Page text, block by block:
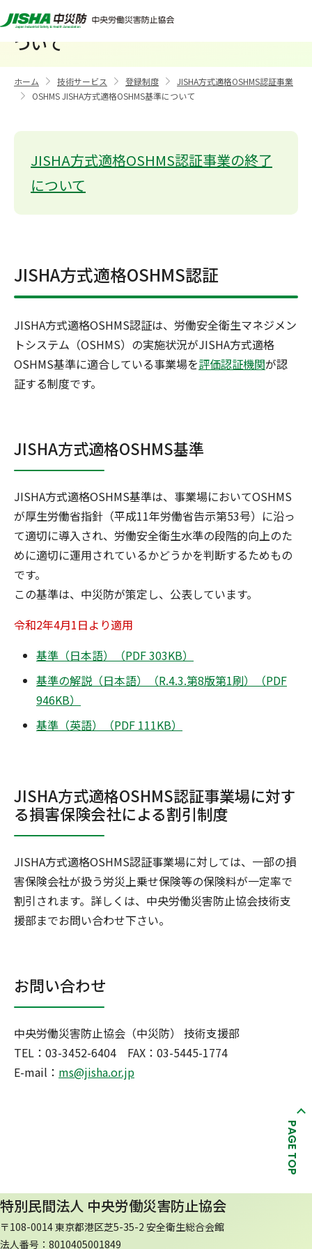
OSHMS JISHA方式適格OSHMS基準に
ついて
ホーム >技術サービス >登録制度 >JISHA方式適格OSHMS認証事業
>OSHMS JISHA方式適格OSHMS基準について
JISHA方式適格OSHMS認証事業の終了
について
JISHA方式適格OSHMS認証
JISHA方式適格OSHMS認証は、労働安全衛生マネジメン
トシステム（OSHMS）の実施状況がJISHA方式適格
OSHMS基準に適合している事業場を評価認証機関が認
証する制度です。
JISHA方式適格OSHMS基準
JISHA方式適格OSHMS基準は、事業場においてOSHMS
が厚生労働省指針（平成11年労働省告示第53号）に沿っ
て適切に導入され、労働安全衛生水準の段階的向上のた
めに適切に運用されているかどうかを判断するためもの
です。
この基準は、中災防が策定し、公表しています。
令和2年4月1日より適用
基準（日本語）（PDF 303KB）
基準の解説（日本語）（R.4.3.第8版第1刷）（PDF
946KB）
基準（英語）（PDF 111KB）
JISHA方式適格OSHMS認証事業場に対す
る損害保険会社による割引制度
JISHA方式適格OSHMS認証事業場に対しては、一部の損
害保険会社が扱う労災上乗せ保険等の保険料が一定率で
割引されます。詳しくは、中央労働災害防止協会技術支
援部までお問い合わせ下さい。
お問い合わせ
中央労働災害防止協会（中災防） 技術支援部
TEL：03-3452-6404 FAX：03-5445-1774
E-mail： ms@jisha.or.jp
PAGE TOP
特別民間法人 中央労働災害防止協会
〒108-0014 東京都港区芝5-35-2 安全衛生総合会館
法人番号：8010405001849